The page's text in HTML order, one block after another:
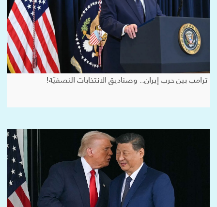
ترامب بين حرب إيران.. وصناديق الانتخابات النصفيّة!